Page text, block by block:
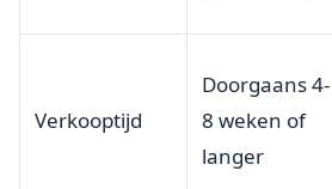
Verkooptijd
Doorgaans 4-
8 weken of
langer